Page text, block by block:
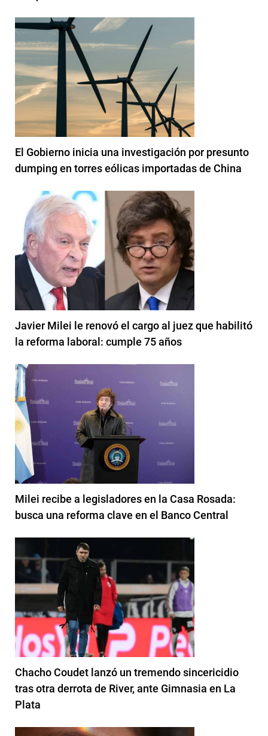
El Gobierno inicia una investigación por presunto
dumping en torres eólicas importadas de China
Javier Milei le renovó el cargo al juez que habilitó
la reforma laboral: cumple 75 años
Milei recibe a legisladores en la Casa Rosada:
busca una reforma clave en el Banco Central
Chacho Coudet lanzó un tremendo sincericidio
tras otra derrota de River, ante Gimnasia en La
Plata